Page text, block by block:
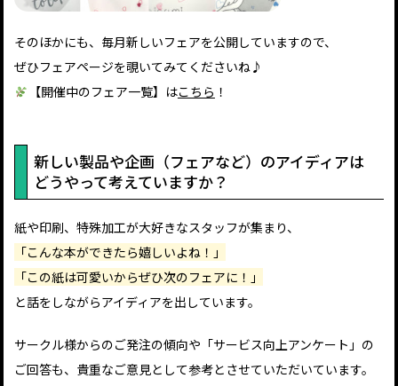
そのほかにも、毎月新しいフェアを公開していますので、
ぜひフェアページを覗いてみてくださいね♪
【開催中のフェア一覧】はこちら ！
新しい製品や企画（フェアなど）のアイディアは
どうやって考えていますか？
紙や印刷、特殊加工が大好きなスタッフが集まり、
「こんな本ができたら嬉しいよね！」
「この紙は可愛いからぜひ次のフェアに！」
と話をしながらアイディアを出しています。
サークル様からのご発注の傾向や「サービス向上アンケート」の
ご回答も、貴重なご意見として参考とさせていただいています。